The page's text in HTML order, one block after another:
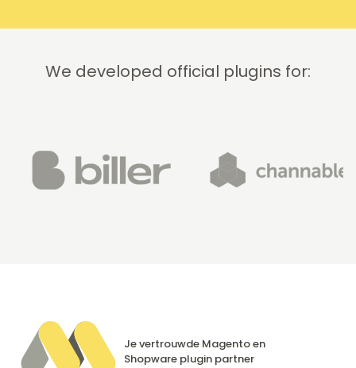
We developed official plugins for:
Je vertrouwde Magento en
Shopware plugin partner